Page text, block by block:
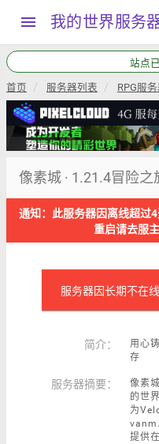
menu 我的世界服务
站点
首页 服务器列表 RPG服
像素城 · 1.21.4冒险之
通知：此服务器因离线超过
重启请去服
服务器因长期不在
简介：
用心
存
服务器摘要：
像素
的世
为
提供